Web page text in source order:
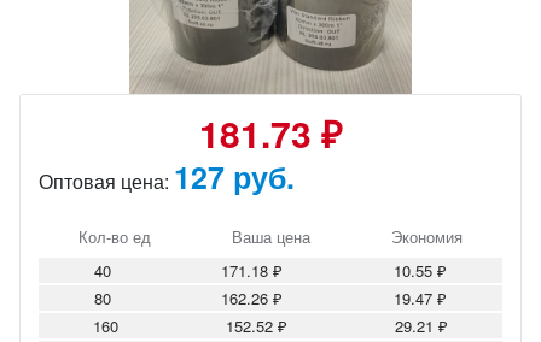
181.73 ₽
Оптовая цена: 127 руб.
Кол-во ед Ваша цена
Экономия
40
171.18 ₽
10.55 ₽
80
162.26 ₽
19.47 ₽
160
152.52 ₽
29.21 ₽